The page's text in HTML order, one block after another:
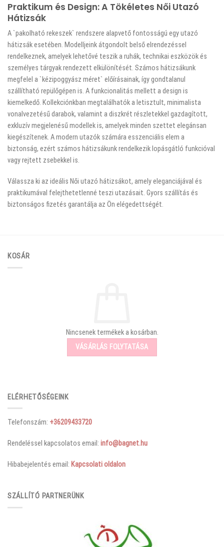
Praktikum és Design: A Tökéletes Női Utazó
Hátizsák
A `pakolható rekeszek` rendszere alapvető fontosságú egy utazó
hátizsák esetében. Modelljeink átgondolt belső elrendezéssel
rendelkeznek, amelyek lehetővé teszik a ruhák, technikai eszközök és
személyes tárgyak rendezett elkülönítését. Számos hátizsákunk
megfelel a `kézipoggyász méret` előírásainak, így gondtalanul
szállítható repülőgépen is. A funkcionalitás mellett a design is
kiemelkedő. Kollekciónkban megtalálhatók a letisztult, minimalista
vonalvezetésű darabok, valamint a diszkrét részletekkel gazdagított,
exkluzív megjelenésű modellek is, amelyek minden szettet elegánsan
kiegészítenek. A modern utazók számára esszenciális elem a
biztonság, ezért számos hátizsákunk rendelkezik lopásgátló funkcióval
vagy rejtett zsebekkel is.
Válassza ki az ideális Női utazó hátizsákot, amely eleganciájával és
praktikumával felejthetetlenné teszi utazásait. Gyors szállítás és
biztonságos fizetés garantálja az Ön elégedettségét.
KOSÁR
Nincsenek termékek a kosárban.
VÁSÁRLÁS FOLYTATÁSA
ELÉRHETŐSÉGEINK
Telefonszám: +36209433720
Rendeléssel kapcsolatos email: info@bagnet.hu
Hibabejelentés email: Kapcsolati oldalon
SZÁLLÍTÓ PARTNERÜNK